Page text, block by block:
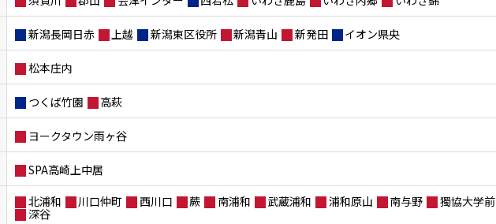
新潟長岡日赤 上越 新潟東区役所 新潟青山 新発田 イオン県央
松本庄内
つくば竹園 高萩
ヨークタウン雨ヶ谷
SPA高崎上中居
北浦和 川口仲町 西川口 蕨 南浦和 武蔵浦和 浦和原山 南与野 獨協大学前
深谷